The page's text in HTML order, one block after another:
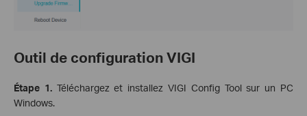
Outil de configuration VIGI
Étape 1.Téléchargez et installez VIGI Config Tool sur un PC
Windows.